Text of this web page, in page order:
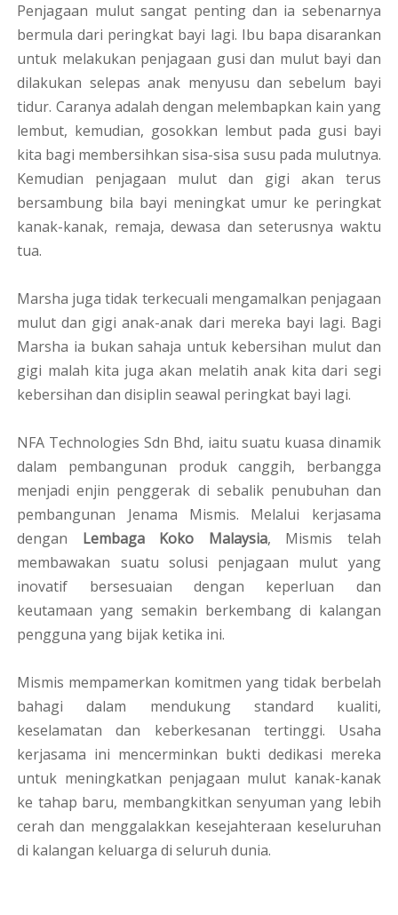
Penjagaan mulut sangat penting dan ia sebenarnya
bermula dari peringkat bayi lagi. Ibu bapa disarankan
untuk melakukan penjagaan gusi dan mulut bayi dan
dilakukan selepas anak menyusu dan sebelum bayi
tidur. Caranya adalah dengan melembapkan kain yang
lembut, kemudian, gosokkan lembut pada gusi bayi
kita bagi membersihkan sisa-sisa susu pada mulutnya.
Kemudian penjagaan mulut dan gigi akan terus
bersambung bila bayi meningkat umur ke peringkat
kanak-kanak, remaja, dewasa dan seterusnya waktu
tua.
Marsha juga tidak terkecuali mengamalkan penjagaan
mulut dan gigi anak-anak dari mereka bayi lagi. Bagi
Marsha ia bukan sahaja untuk kebersihan mulut dan
gigi malah kita juga akan melatih anak kita dari segi
kebersihan dan disiplin seawal peringkat bayi lagi.
NFA Technologies Sdn Bhd, iaitu suatu kuasa dinamik
dalam pembangunan produk canggih, berbangga
menjadi enjin penggerak di sebalik penubuhan dan
pembangunan Jenama Mismis. Melalui kerjasama
dengan Lembaga Koko Malaysia, Mismis telah
membawakan suatu solusi penjagaan mulut yang
inovatif bersesuaian dengan keperluan dan
keutamaan yang semakin berkembang di kalangan
pengguna yang bijak ketika ini.
Mismis mempamerkan komitmen yang tidak berbelah
bahagi dalam mendukung standard kualiti,
keselamatan dan keberkesanan tertinggi. Usaha
kerjasama ini mencerminkan bukti dedikasi mereka
untuk meningkatkan penjagaan mulut kanak-kanak
ke tahap baru, membangkitkan senyuman yang lebih
cerah dan menggalakkan kesejahteraan keseluruhan
di kalangan keluarga di seluruh dunia.